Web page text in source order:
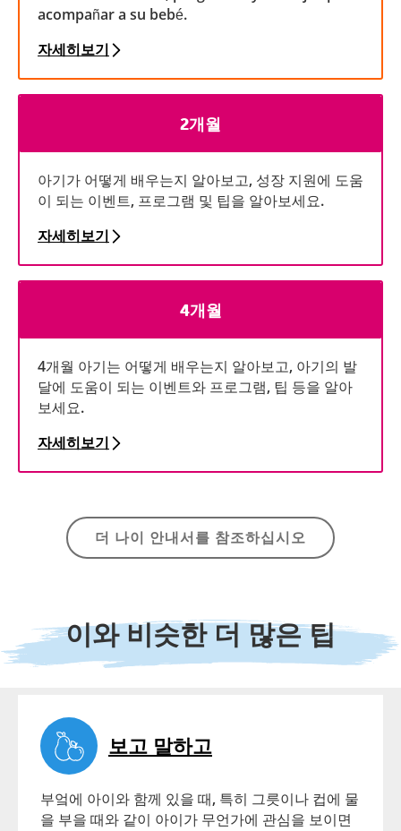
acompañar a su bebé.
자세히보기
2개월
아기가 어떻게 배우는지 알아보고, 성장 지원에 도움
이 되는 이벤트, 프로그램 및 팁을 알아보세요.
자세히보기
4개월
4개월 아기는 어떻게 배우는지 알아보고, 아기의 발
달에 도움이 되는 이벤트와 프로그램, 팁 등을 알아
보세요.
자세히보기
6개월
자세히보기
여러분은 아기가 배우는 데 도움을 주기 위해 필요한
것을 가지고 계세요! 아기의 성장 지원에 도움이 될
수 있는 팁과 자원을 알아보세요.
더 나이 안내서를 참조하십시오
이와 비슷한 더 많은 팁
보고 말하고
부엌에 아이와 함께 있을 때, 특히 그릇이나 컵에 물
을 부을 때와 같이 아이가 무언가에 관심을 보이면